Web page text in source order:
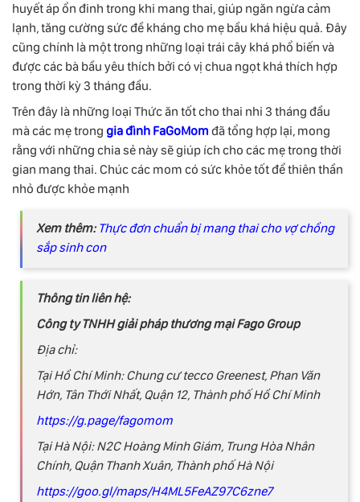
huyết áp ổn đinh trong khi mang thai, giúp ngăn ngừa cảm
lạnh, tăng cường sức đề kháng cho mẹ bầu khá hiệu quả. Đây
cũng chính là một trong những loại trái cây khá phổ biến và
được các bà bầu yêu thích bởi có vị chua ngọt khá thích hợp
trong thời kỳ 3 tháng đầu.
Trên đây là những loại Thức ăn tốt cho thai nhi 3 tháng đầu
mà các mẹ trong gia đình FaGoMom đã tổng hợp lại, mong
rằng với những chia sẻ này sẽ giúp ích cho các mẹ trong thời
gian mang thai. Chúc các mom có sức khỏe tốt để thiên thần
nhỏ được khỏe mạnh
Xem thêm: Thực đơn chuẩn bị mang thai cho vợ chồng
sắp sinh con
Thông tin liên hệ:
Công ty TNHH giải pháp thương mại Fago Group
Địa chỉ:
Tại Hồ Chí Minh: Chung cư tecco Greenest, Phan Văn
Hớn, Tân Thới Nhất, Quận 12, Thành phố Hồ Chí Minh
https://g.page/fagomom
Tại Hà Nội: N2C Hoàng Minh Giám, Trung Hòa Nhân
Chính, Quận Thanh Xuân, Thành phố Hà Nội
https://goo.gl/maps/H4ML5FeAZ97C6zne7